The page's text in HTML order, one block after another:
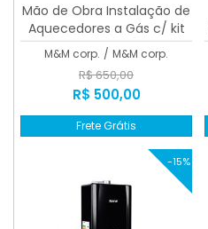
Mão de Obra Instalação de
Aquecedores a Gás c/ kit
0,30 + 3mts de duto
M&M corp. / M&M corp.
R$ 650,00
R$ 500,00
Frete Grátis
-15%